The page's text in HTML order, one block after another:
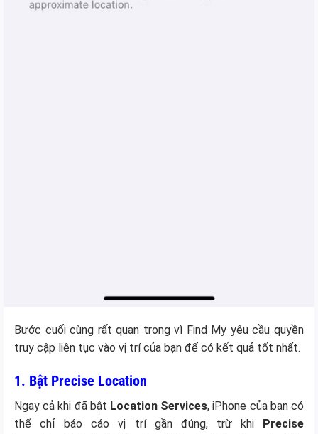
Bước cuối cùng rất quan trọng vì Find My yêu cầu quyền
truy cập liên tục vào vị trí của bạn để có kết quả tốt nhất.
1. Bật Precise Location
Ngay cả khi đã bật Location Services, iPhone của bạn có
thể chỉ báo cáo vị trí gần đúng, trừ khi Precise